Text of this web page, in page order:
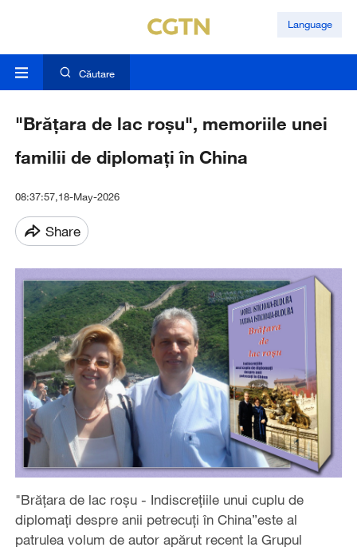
Language
Căutare
"Brățara de lac roșu", memoriile unei
familii de diplomați în China
08:37:57,18-May-2026
Share
"Brățara de lac roșu - Indiscrețiile unui cuplu de
diplomați despre anii petrecuți în China”este al
patrulea volum de autor apărut recent la Grupul